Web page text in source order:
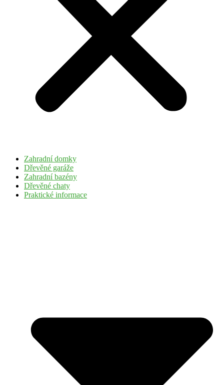
Zahradní domky
Dřevěné garáže
Zahradní bazény
Dřevěné chaty
Praktické informace